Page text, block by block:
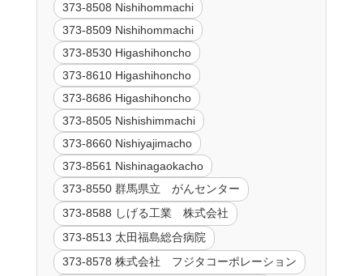
373-8508 Nishihommachi
373-8509 Nishihommachi
373-8530 Higashihoncho
373-8610 Higashihoncho
373-8686 Higashihoncho
373-8505 Nishishimmachi
373-8660 Nishiyajimacho
373-8561 Nishinagaokacho
373-8550 群馬県立 がんセンター
373-8588 しげる工業 株式会社
373-8513 太田福島総合病院
373-8578 株式会社 フジタコーポレーション